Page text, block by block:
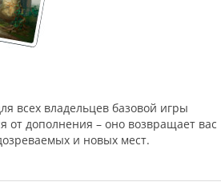
всех владельцев базовой игры
от дополнения – оно возвращает вас
и новых мест.